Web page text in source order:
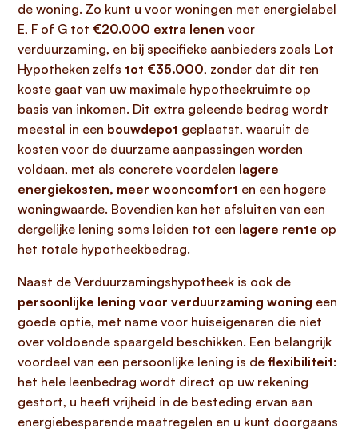
de woning. Zo kunt u voor woningen met energielabel
E, F of G tot €20.000 extra lenen voor
verduurzaming, en bij specifieke aanbieders zoals Lot
Hypotheken zelfs tot €35.000, zonder dat dit ten
koste gaat van uw maximale hypotheekruimte op
basis van inkomen. Dit extra geleende bedrag wordt
meestal in een bouwdepot geplaatst, waaruit de
kosten voor de duurzame aanpassingen worden
voldaan, met als concrete voordelen lagere
energiekosten, meer wooncomfort en een hogere
woningwaarde. Bovendien kan het afsluiten van een
dergelijke lening soms leiden tot een lagere rente op
het totale hypotheekbedrag.
Naast de Verduurzamingshypotheek is ook de
persoonlijke lening voor verduurzaming woning een
goede optie, met name voor huiseigenaren die niet
over voldoende spaargeld beschikken. Een belangrijk
voordeel van een persoonlijke lening is de flexibiliteit:
het hele leenbedrag wordt direct op uw rekening
gestort, u heeft vrijheid in de besteding ervan aan
energiebesparende maatregelen en u kunt doorgaans